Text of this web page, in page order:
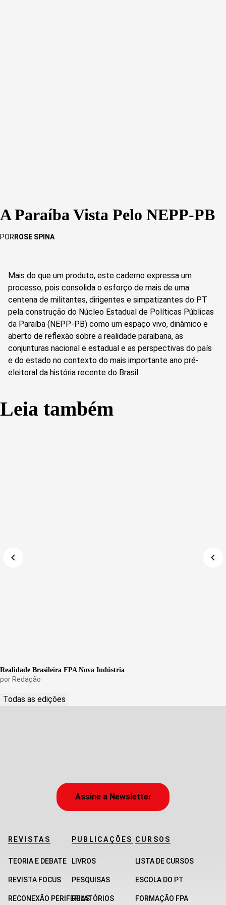
A Paraíba Vista Pelo NEPP-PB
PORROSE SPINA
Mais do que um produto, este caderno expressa um
processo, pois consolida o esforço de mais de uma
centena de militantes, dirigentes e simpatizantes do PT
pela construção do Núcleo Estadual de Políticas Públicas
da Paraíba (NEPP-PB) como um espaço vivo, dinâmico e
aberto de reflexão sobre a realidade paraibana, as
conjunturas nacional e estadual e as perspectivas do país
e do estado no contexto do mais importante ano pré-
eleitoral da história recente do Brasil.
Leia também
Realidade Brasileira FPA Nova Indústria
por Redação
Todas as edições
Assine a Newsletter
REVISTAS
TEORIA E DEBATE
REVISTA FOCUS
RECONEXÃO PERIFERIAS
PUBLICAÇÕES
LIVROS
PESQUISAS
RELATÓRIOS
CURSOS
LISTA DE CURSOS
ESCOLA DO PT
FORMAÇÃO FPA